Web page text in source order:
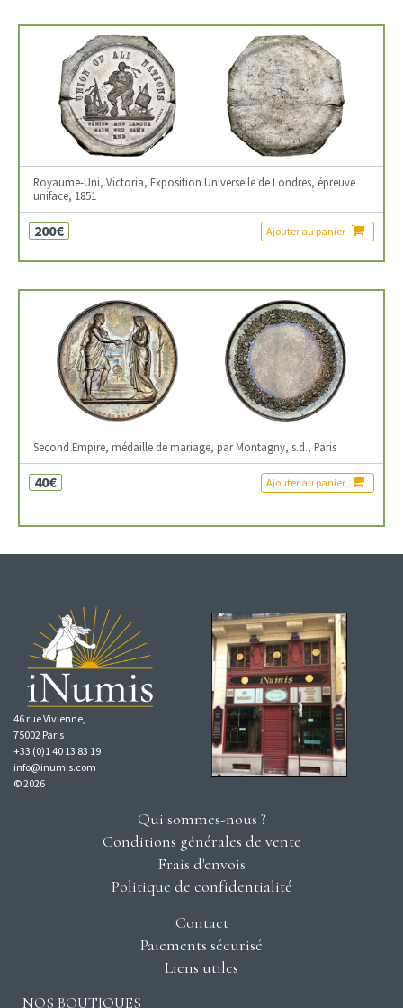
Royaume-Uni, Victoria, Exposition Universelle de Londres, épreuve
uniface, 1851
200€ Ajouter au panier
Second Empire, médaille de mariage, par Montagny, s.d., Paris
40€ Ajouter au panier
46 rue Vivienne,
75002 Paris
+33 (0)1 40 13 83 19
info@inumis.com
© 2026
Qui sommes-nous ?
Conditions générales de vente
Frais d'envois
Politique de confidentialité
Contact
Paiements sécurisé
Liens utiles
NOS BOUTIQUES